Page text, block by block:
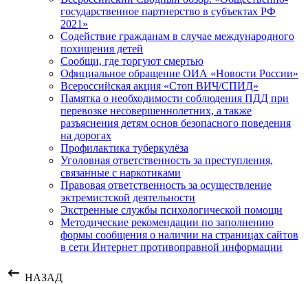
государственное партнерство в субъектах РФ
2021»
Содействие гражданам в случае международного
похищения детей
Сообщи, где торгуют смертью
Официальное обращение ОИА «Новости России»
Всероссийская акция «Стоп ВИЧ/СПИД»
Памятка о необходимости соблюдения ПДД при
перевозке несовершеннолетних, а также
разъяснения детям основ безопасного поведения
на дорогах
Профилактика туберкулёза
Уголовная ответственность за преступления,
связанные с наркотиками
Правовая ответственность за осуществление
эктремистской деятельности
Экстренные службы психологической помощи
Методические рекомендации по заполнению
формы сообщения о наличии на страницах сайтов
в сети Интернет противоправной информации
НАЗАД